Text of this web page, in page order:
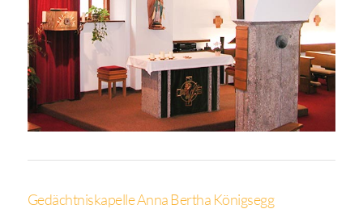
Gedächtniskapelle Anna Bertha Königsegg